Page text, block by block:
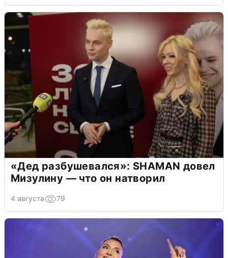
«Дед разбушевался»: SHAMAN довел
Мизулину — что он натворил
4 августа 79